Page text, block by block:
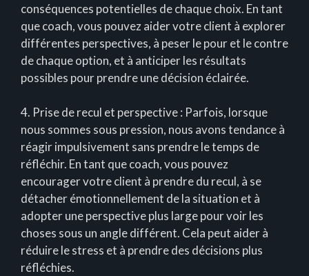
conséquences potentielles de chaque choix. En tant
que coach, vous pouvez aider votre client à explorer
différentes perspectives, à peser le pour et le contre
de chaque option, et à anticiper les résultats
possibles pour prendre une décision éclairée.
4. Prise de recul et perspective : Parfois, lorsque
nous sommes sous pression, nous avons tendance à
réagir impulsivement sans prendre le temps de
réfléchir. En tant que coach, vous pouvez
encourager votre client à prendre du recul, à se
détacher émotionnellement de la situation et à
adopter une perspective plus large pour voir les
choses sous un angle différent. Cela peut aider à
réduire le stress et à prendre des décisions plus
réfléchies.